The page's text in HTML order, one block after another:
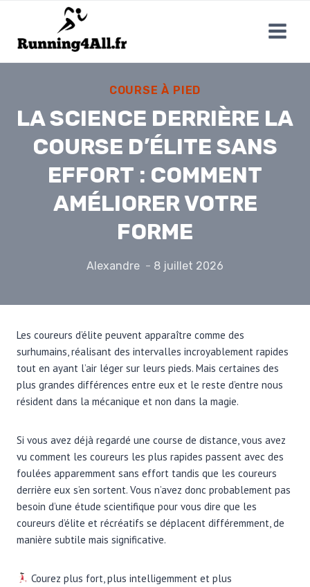
contenu
COURSE À PIED
LA SCIENCE DERRIÈRE LA
COURSE D’ÉLITE SANS
EFFORT : COMMENT
AMÉLIORER VOTRE
FORME
Alexandre 8 juillet 2026
Les coureurs d’élite peuvent apparaître comme des
surhumains, réalisant des intervalles incroyablement rapides
tout en ayant l’air léger sur leurs pieds. Mais certaines des
plus grandes différences entre eux et le reste d’entre nous
résident dans la mécanique et non dans la magie.
Si vous avez déjà regardé une course de distance, vous avez
vu comment les coureurs les plus rapides passent avec des
foulées apparemment sans effort tandis que les coureurs
derrière eux s’en sortent. Vous n’avez donc probablement pas
besoin d’une étude scientifique pour vous dire que les
coureurs d’élite et récréatifs se déplacent différemment, de
manière subtile mais significative.
Courez plus fort, plus intelligemment et plus